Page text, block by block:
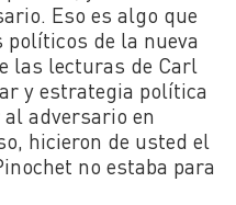
Eso es algo que
de la nueva
las lecturas de Carl
y estrategia política
adversario en
hicieron de usted el
no estaba para